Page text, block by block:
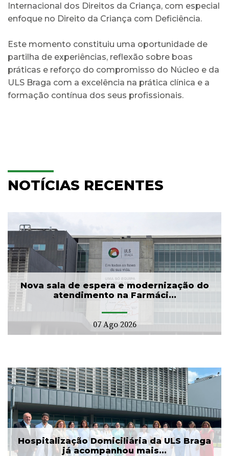
Internacional dos Direitos da Criança, com especial
enfoque no Direito da Criança com Deficiência.
Este momento constituiu uma oportunidade de
partilha de experiências, reflexão sobre boas
práticas e reforço do compromisso do Núcleo e da
ULS Braga com a excelência na prática clínica e a
formação contínua dos seus profissionais.
NOTÍCIAS RECENTES
Nova sala de espera e modernização do
atendimento na Farmáci...
07 Ago 2026
Hospitalização Domiciliária da ULS Braga
já acompanhou mais...